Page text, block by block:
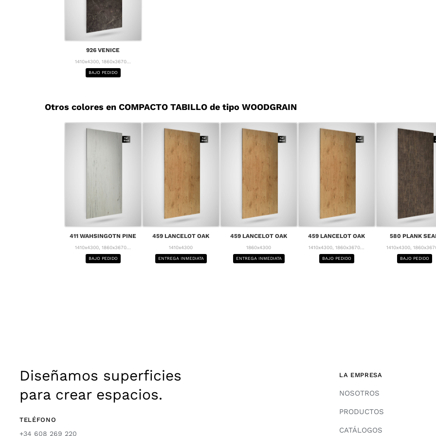
926 VENICE
1410x4300, 1860x3670...
BAJO PEDIDO
Otros colores en COMPACTO TABILLO de tipo WOODGRAIN
411 WAHSINGOTN PINE
1410x4300, 1860x3670...
BAJO PEDIDO
459 LANCELOT OAK
1410x4300
ENTREGA INMEDIATA
459 LANCELOT OAK
1860x4300
ENTREGA INMEDIATA
459 LANCELOT OAK
1410x4300, 1860x3670...
BAJO PEDIDO
580 PLANK
1410x4300,
BAJO PEDIDO
Diseñamos superficies
para crear espacios.
TELÉFONO
+34 608 269 220
LA EMPRESA
NOSOTROS
PRODUCTOS
CATÁLOGOS